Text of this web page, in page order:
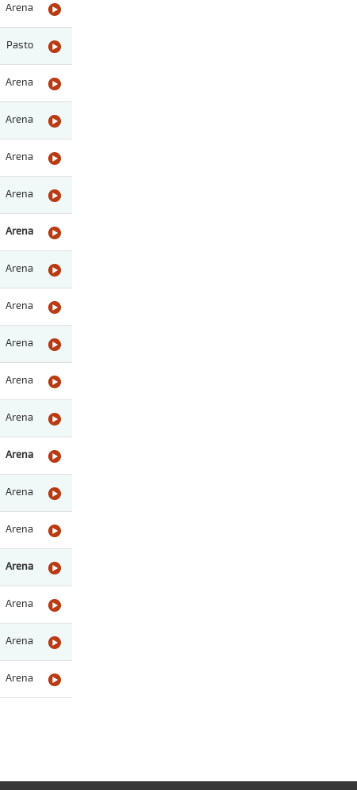
Arena
Pasto
Arena
Arena
Arena
Arena
Arena
Arena
Arena
Arena
Arena
Arena
Arena
Arena
Arena
Arena
Arena
Arena
Arena